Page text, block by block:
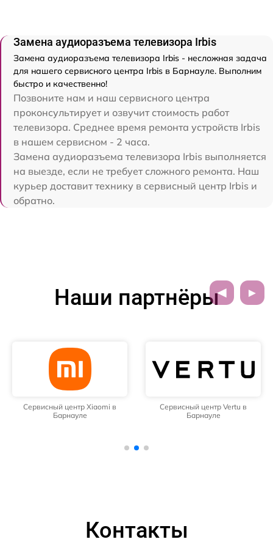
Замена аудиоразъема телевизора Irbis
Замена аудиоразъема телевизора Irbis - несложная задача
для нашего сервисного центра Irbis в Барнауле. Выполним
быстро и качественно!
Позвоните нам и наш сервисного центра
проконсультирует и озвучит стоимость работ
телевизора. Среднее время ремонта устройств Irbis
в нашем сервисном - 2 часа.
Замена аудиоразъема телевизора Irbis выполняется
на выезде, если не требует сложного ремонта. Наш
курьер доставит технику в сервисный центр Irbis и
обратно.
Наши партнёры
Сервисный центр Xiaomi в
Барнауле
Сервисный центр Vertu в
Барнауле
Контакты